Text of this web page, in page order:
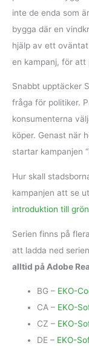
inte de enda som
bygga där en
hjälp av ett
en kampanj, för att
Snabbt upptäcker
fråga för politiker.
konsumenterna
köper. Genast när
startar kampanjen
Hur skall
kampanjen att se
introduktion till
Serien finns på
att ladda ned
alltid på Adobe
BG – ЕКО-
CA – EKO-
CZ – EKO-
DE – EKO-